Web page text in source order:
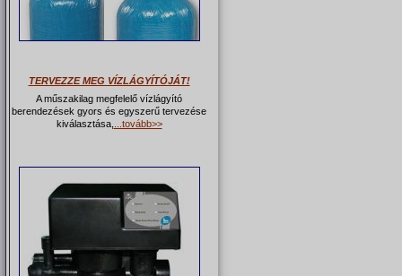
TERVEZZE MEG VÍZLÁGYÍTÓJÁT!
A műszakilag megfelelő vízlágyító
berendezések gyors és egyszerű tervezése
kiválasztása,
...tovább>>